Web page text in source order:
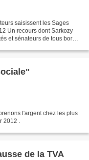
saisissent les Sages
Un recours dont Sarkozy
et sénateurs de tous bords
l'argent chez les plus
.
de la TVA